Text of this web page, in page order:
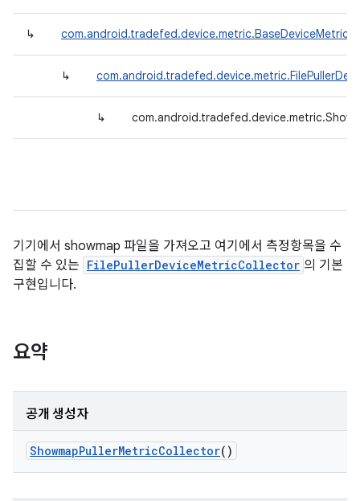
↳
↳
↳
기기에서 showmap 파일을 가져오고 여기에서 측정항목을 수
집할 수 있는 FilePullerDeviceMetricCollector 의 기본
구현입니다.
요약
공개 생성자
ShowmapPullerMetricCollector()